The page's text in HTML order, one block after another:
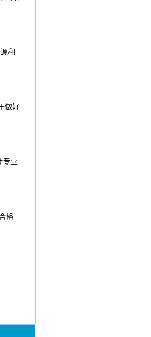
和
做好
专业
格